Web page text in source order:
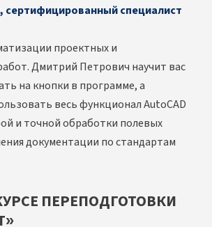
специалист
проектных и
Дмитрий Петрович научит вас
на кнопки в программе, а
весь функционал AutoCAD
и точной обработки полевых
документации по стандартам
ПЕРЕПОДГОТОВКИ